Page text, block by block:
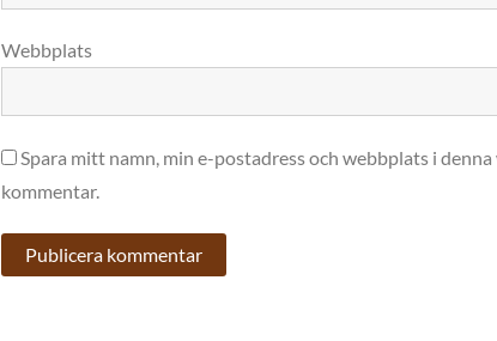
Webbplats
Spara mitt namn, min e-postadress och webbplats i
kommentar.